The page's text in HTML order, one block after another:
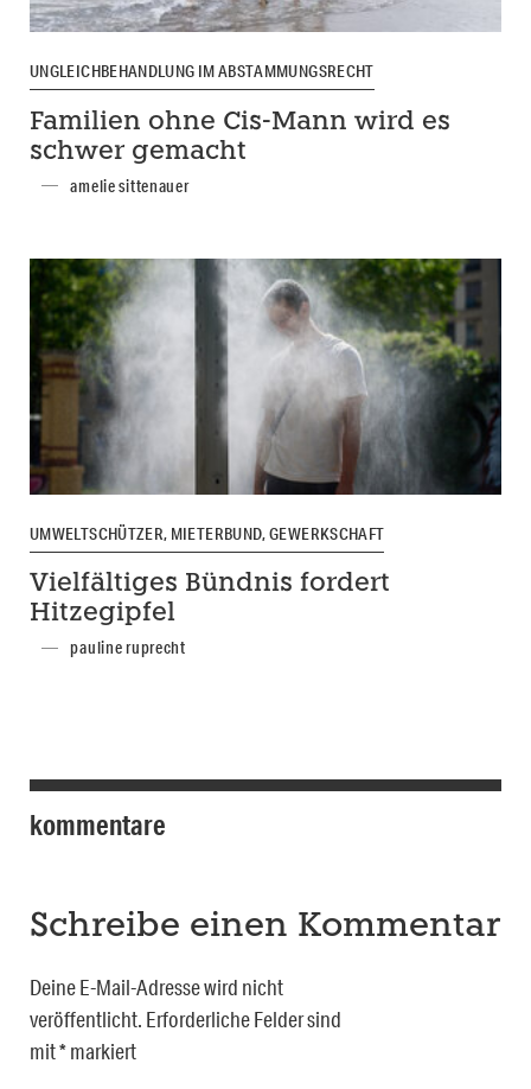
UNGLEICHBEHANDLUNG IM ABSTAMMUNGSRECHT
Familien ohne Cis-Mann wird es
schwer gemacht
amelie sittenauer
UMWELTSCHÜTZER, MIETERBUND, GEWERKSCHAFT
Vielfältiges Bündnis fordert
Hitzegipfel
pauline ruprecht
kommentare
Schreibe einen Kommentar
Deine E-Mail-Adresse wird nicht
veröffentlicht. Erforderliche Felder sind
mit*markiert